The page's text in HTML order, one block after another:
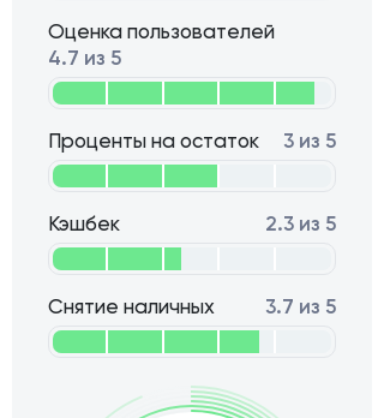
Проценты на остаток 3 из 5
Кэшбек 2.3 из 5
Снятие наличных 3.7 из 5
Оценка пользователей
4.7 из 5